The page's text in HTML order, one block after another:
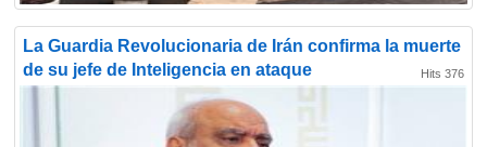
La Guardia Revolucionaria de Irán confirma la muerte
de su jefe de Inteligencia en ataque
Hits 376